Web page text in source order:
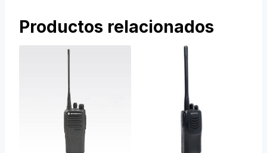
Productos relacionados